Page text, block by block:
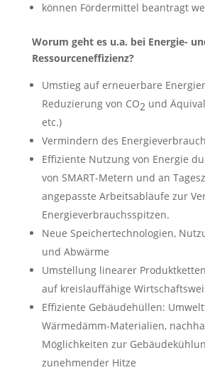
können Fördermittel beantragt
Worum geht es u.a. bei Energie-
Ressourceneffizienz?
Umstieg auf erneuerbare
Reduzierung von CO2 und
etc.)
Vermindern des
Effiziente Nutzung von Energie
von SMART-Metern und an
angepasste Arbeitsabläufe zur
Energieverbrauchsspitzen.
Neue Speichertechnologien,
und Abwärme
Umstellung linearer
auf kreislauffähige
Effiziente Gebäudehüllen:
Wärmedämm-Materialien,
Möglichkeiten zur
zunehmender Hitze